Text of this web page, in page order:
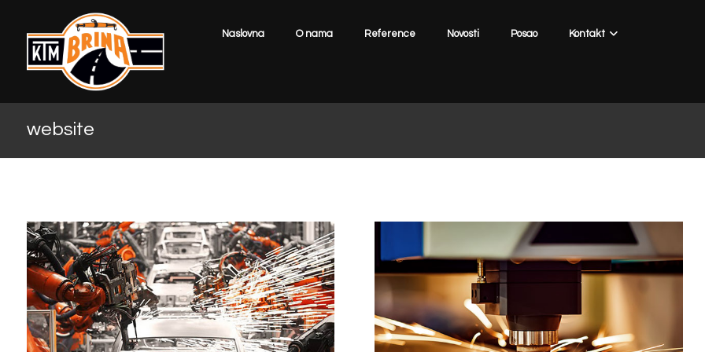
Naslovna O nama Reference Novosti Posao Kontakt
website